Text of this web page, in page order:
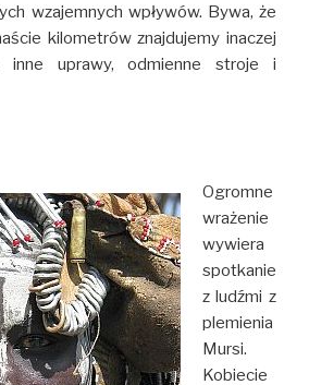
wzajemnych wpływów. Bywa, że
kilometrów znajdujemy inaczej
inne uprawy, odmienne stroje i
Ogromne
wrażenie
wywiera
spotkanie
z ludźmi z
plemienia
Mursi.
Kobiecie